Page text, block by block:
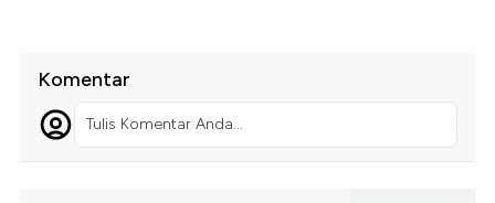
Komentar
Tulis Komentar Anda...